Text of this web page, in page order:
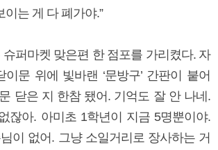
는 게 다 폐가야.”
퍼마켓 맞은편 한 점포를 가리켰다. 자
문 위에 빛바랜 ‘문방구’ 간판이 붙어
닫은 지 한참 됐어. 기억도 잘 안 나네.
잖아. 아미초 1학년이 지금 5명뿐이야.
이 없어. 그냥 소일거리로 장사하는 거